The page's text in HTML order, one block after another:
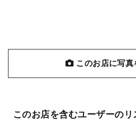
このお店に写真
このお店を含むユーザーのリ